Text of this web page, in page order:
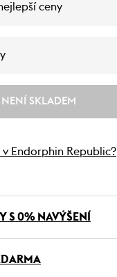
ceny
NENÍ SKLADEM
Endorphin Republic?
S 0% NAVÝŠENÍ